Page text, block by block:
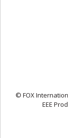
© FOX
EEE